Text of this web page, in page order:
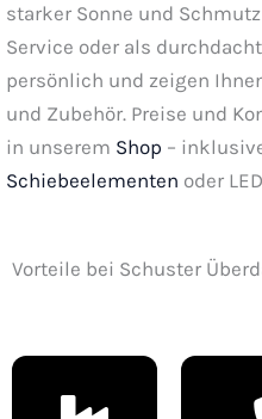
starker Sonne und
Service oder als
persönlich und zeigen
und Zubehör. Preise und
in unserem Shop –
Schiebeelementen oder
Vorteile bei Schuster